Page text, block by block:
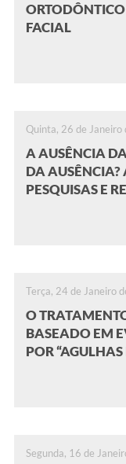
FACIAL
Quinta, 26 de Janeiro
A AUSÊNCIA
DA AUSÊNCIA?
PESQUISAS E
Terça, 24 de Janeiro
O
BASEADO EM
POR
Segunda, 16 de